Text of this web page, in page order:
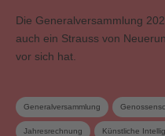
Die Generalversammlung
auch ein Strauss von
vor sich hat.
Generalversammlung
Jahresrechnung Künstliche